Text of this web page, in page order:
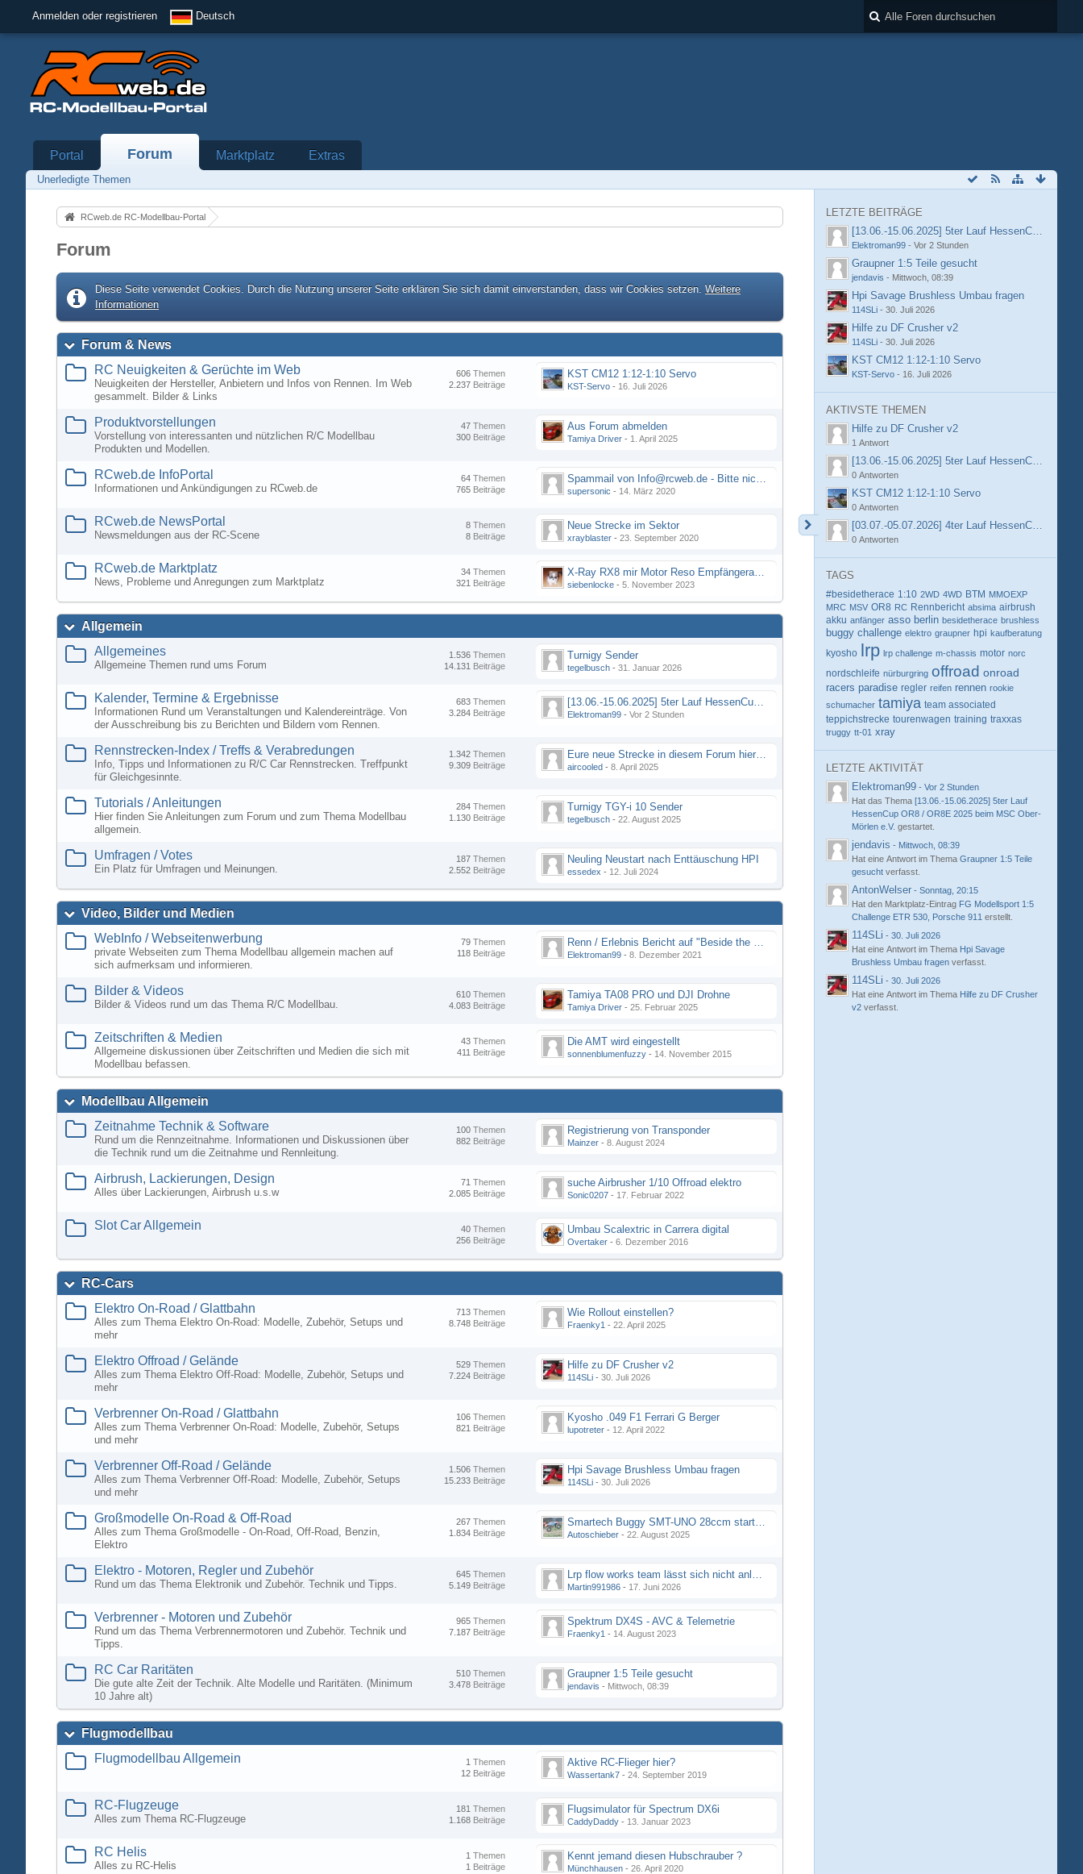
Anmelden oder registrieren Deutsch
Portal Forum Marktplatz Extras
Unerledigte Themen
RCweb.de RC-Modellbau-Portal
Forum
Diese Seite verwendet Cookies. Durch die Nutzung unserer Seite erklären Sie sich damit einverstanden, dass wir Cookies setzen. Weitere
Informationen
Forum & News
RC Neuigkeiten & Gerüchte im Web
Neuigkeiten der Hersteller, Anbietern und Infos von Rennen. Im Web
gesammelt. Bilder & Links
Themen
606
Beiträge
2.237
KST CM12 1:12-1:10 Servo
KST-Servo - 16. Juli 2026
Produktvorstellungen
Vorstellung von interessanten und nützlichen R/C Modellbau
Produkten und Modellen.
Themen
47
Beiträge
300
Aus Forum abmelden
Tamiya Driver - 1. April 2025
RCweb.de InfoPortal
Informationen und Ankündigungen zu RCweb.de
Themen
64
Beiträge
765
Spammail von Info@rcweb.de - Bitte nicht auf den Link klicken
supersonic - 14. März 2020
RCweb.de NewsPortal
Newsmeldungen aus der RC-Scene
Themen
8
Beiträge
8
Neue Strecke im Sektor
xrayblaster - 23. September 2020
RCweb.de Marktplatz
News, Probleme und Anregungen zum Marktplatz
Themen
34
Beiträge
321
X-Ray RX8 mir Motor Reso Empfängerakku
siebenlocke - 5. November 2023
Allgemein
Allgemeines
Allgemeine Themen rund ums Forum
Themen
1.536
Beiträge
14.131
Turnigy Sender
tegelbusch - 31. Januar 2026
Kalender, Termine & Ergebnisse
Informationen Rund um Veranstaltungen und Kalendereinträge. Von
der Ausschreibung bis zu Berichten und Bildern vom Rennen.
Themen
683
Beiträge
3.284
[13.06.-15.06.2025] 5ter Lauf HessenCup OR8 / OR8E 2025 beim MSC Ober-Mörlen e.V.
Elektroman99 - Vor 2 Stunden
Rennstrecken-Index / Treffs & Verabredungen
Info, Tipps und Informationen zu R/C Car Rennstrecken. Treffpunkt
für Gleichgesinnte.
Themen
1.342
Beiträge
9.309
Eure neue Strecke in diesem Forum hier posten
aircooled - 8. April 2025
Tutorials / Anleitungen
Hier finden Sie Anleitungen zum Forum und zum Thema Modellbau
allgemein.
Themen
284
Beiträge
1.130
Turnigy TGY-i 10 Sender
tegelbusch - 22. August 2025
Umfragen / Votes
Ein Platz für Umfragen und Meinungen.
Themen
187
Beiträge
2.552
Neuling Neustart nach Enttäuschung HPI
essedex - 12. Juli 2024
Video, Bilder und Medien
WebInfo / Webseitenwerbung
private Webseiten zum Thema Modellbau allgemein machen auf
sich aufmerksam und informieren.
Themen
79
Beiträge
118
Renn / Erlebnis Bericht auf "Beside the Race"
Elektroman99 - 8. Dezember 2021
Bilder & Videos
Bilder & Videos rund um das Thema R/C Modellbau.
Themen
610
Beiträge
4.083
Tamiya TA08 PRO und DJI Drohne
Tamiya Driver - 25. Februar 2025
Zeitschriften & Medien
Allgemeine diskussionen über Zeitschriften und Medien die sich mit
Modellbau befassen.
Themen
43
Beiträge
411
Die AMT wird eingestellt
sonnenblumenfuzzy - 14. November 2015
Modellbau Allgemein
Zeitnahme Technik & Software
Rund um die Rennzeitnahme. Informationen und Diskussionen über
die Technik rund um die Zeitnahme und Rennleitung.
Themen
100
Beiträge
882
Registrierung von Transponder
Mainzer - 8. August 2024
Airbrush, Lackierungen, Design
Alles über Lackierungen, Airbrush u.s.w
Themen
71
Beiträge
2.085
suche Airbrusher 1/10 Offroad elektro
Sonic0207 - 17. Februar 2022
Slot Car Allgemein Themen
40
Beiträge
256
Umbau Scalextric in Carrera digital
Overtaker - 6. Dezember 2016
RC-Cars
Elektro On-Road / Glattbahn
Alles zum Thema Elektro On-Road: Modelle, Zubehör, Setups und
mehr
Themen
713
Beiträge
8.748
Wie Rollout einstellen?
Fraenky1 - 22. April 2025
Elektro Offroad / Gelände
Alles zum Thema Elektro Off-Road: Modelle, Zubehör, Setups und
mehr
Themen
529
Beiträge
7.224
Hilfe zu DF Crusher v2
114SLi - 30. Juli 2026
Verbrenner On-Road / Glattbahn
Alles zum Thema Verbrenner On-Road: Modelle, Zubehör, Setups
und mehr
Themen
106
Beiträge
821
Kyosho .049 F1 Ferrari G Berger
lupotreter - 12. April 2022
Verbrenner Off-Road / Gelände
Alles zum Thema Verbrenner Off-Road: Modelle, Zubehör, Setups
und mehr
Themen
1.506
Beiträge
15.233
Hpi Savage Brushless Umbau fragen
114SLi - 30. Juli 2026
Großmodelle On-Road & Off-Road
Alles zum Thema Großmodelle - On-Road, Off-Road, Benzin,
Elektro
Themen
267
Beiträge
1.834
Smartech Buggy SMT-UNO 28ccm startet nicht
Autoschieber - 22. August 2025
Elektro - Motoren, Regler und Zubehör
Rund um das Thema Elektronik und Zubehör. Technik und Tipps.
Themen
645
Beiträge
5.149
Lrp flow works team lässt sich nicht anlernen
Martin991986 - 17. Juni 2026
Verbrenner - Motoren und Zubehör
Rund um das Thema Verbrennermotoren und Zubehör. Technik und
Tipps.
Themen
965
Beiträge
7.187
Spektrum DX4S - AVC & Telemetrie
Fraenky1 - 14. August 2023
RC Car Raritäten
Die gute alte Zeit der Technik. Alte Modelle und Raritäten. (Minimum
10 Jahre alt)
Themen
510
Beiträge
3.478
Graupner 1:5 Teile gesucht
jendavis - Mittwoch, 08:39
Flugmodellbau
Flugmodellbau Allgemein
Themen
1
Beiträge
12
Aktive RC-Flieger hier?
Wassertank7 - 24. September 2019
RC-Flugzeuge
Alles zum Thema RC-Flugzeuge
Themen
181
Beiträge
1.168
Flugsimulator für Spectrum DX6i
CaddyDaddy - 13. Januar 2023
RC Helis
Alles zu RC-Helis
Themen
1
Beiträge
1
Kennt jemand diesen Hubschrauber ?
Münchhausen - 26. April 2020
LETZTE BEITRÄGE
[13.06.-15.06.2025] 5ter Lauf HessenCup OR8 /
Elektroman99 - Vor 2 Stunden
Graupner 1:5 Teile gesucht
jendavis - Mittwoch, 08:39
Hpi Savage Brushless Umbau fragen
114SLi - 30. Juli 2026
Hilfe zu DF Crusher v2
114SLi - 30. Juli 2026
KST CM12 1:12-1:10 Servo
KST-Servo - 16. Juli 2026
AKTIVSTE THEMEN
Hilfe zu DF Crusher v2
1 Antwort
[13.06.-15.06.2025] 5ter Lauf HessenCup OR8 /
0 Antworten
KST CM12 1:12-1:10 Servo
0 Antworten
[03.07.-05.07.2026] 4ter Lauf HessenCup OR8 /
0 Antworten
TAGS
#besidetherace 1:10 2WD 4WD BTM MMOEXP
MRC MSV OR8 RC Rennbericht absima airbrush
akku anfänger asso berlin besidetherace brushless
buggy challenge elektro graupner hpi kaufberatung
kyosho lrp lrp challenge m-chassis motor norc
nordschleife nürburgring offroad onroad
racers paradise regler reifen rennen rookie
schumacher tamiya team associated
teppichstrecke tourenwagen training traxxas
truggy tt-01 xray
LETZTE AKTIVITÄT
Elektroman99 - Vor 2 Stunden
Hat das Thema [13.06.-15.06.2025] 5ter Lauf
HessenCup OR8 / OR8E 2025 beim MSC Ober-
Mörlen e.V. gestartet.
jendavis - Mittwoch, 08:39
Hat eine Antwort im Thema Graupner 1:5 Teile
gesucht verfasst.
AntonWelser - Sonntag, 20:15
Hat den Marktplatz-Eintrag FG Modellsport 1:5
Challenge ETR 530, Porsche 911 erstellt.
114SLi - 30. Juli 2026
Hat eine Antwort im Thema Hpi Savage
Brushless Umbau fragen verfasst.
114SLi - 30. Juli 2026
Hat eine Antwort im Thema Hilfe zu DF Crusher
v2 verfasst.